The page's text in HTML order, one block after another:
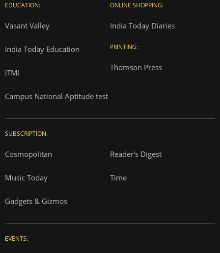
EDUCATION:
Vasant Valley
India Today Education
ITMI
Campus National Aptitude test
ONLINE SHOPPING:
India Today Diaries
PRINTING:
Thomson Press
SUBSCRIPTION:
Cosmopolitan Reader's Digest
Music Today Time
Gadgets & Gizmos
EVENTS: